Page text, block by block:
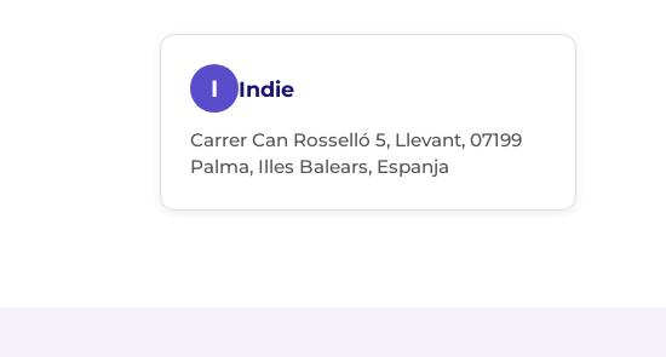
I Indie
Carrer Can Rosselló 5, Llevant, 07199
Palma, Illes Balears, Espanja